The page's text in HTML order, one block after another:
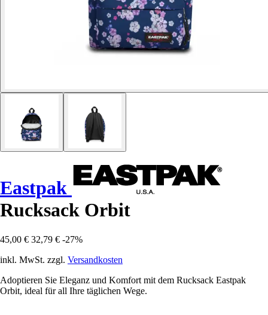
Eastpak
Rucksack Orbit
45,00 € 32,79 € -27%
inkl. MwSt. zzgl. Versandkosten
Adoptieren Sie Eleganz und Komfort mit dem Rucksack Eastpak
Orbit, ideal für all Ihre täglichen Wege.